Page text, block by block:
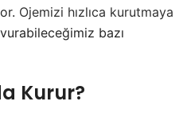
Ojemizi hızlıca kurutmaya
bazı
Kurur?